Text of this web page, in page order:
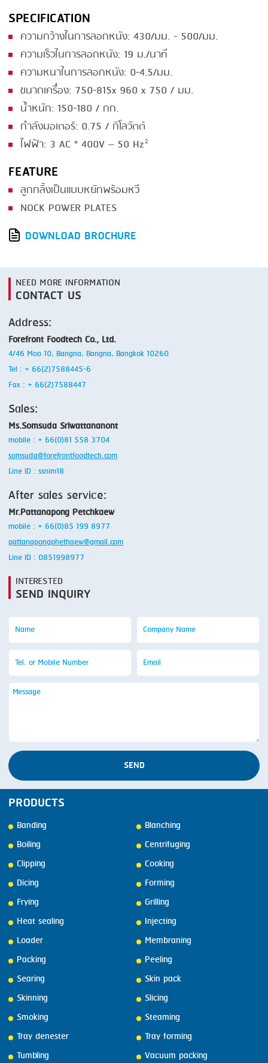
SMOKING
STEAMING
TRAY DENESTER
TRAY FORMING
TUMBLING
VACUUM PACKING
VACUUM STUFFING
WASHING
SPECIFICATION
ความกว้างในการลอกหนัง: 430/มม. - 500/มม.
ความเร็วในการลอกหนัง: 19 ม./นาที
ความหนาในการลอกหนัง: 0-4.5/มม.
ขนาดเครื่อง: 750-815x 960 x 750 / มม.
น้ำหนัก: 150-180 / กก.
กำลังมอเตอร์: 0.75 / กิโลวัตต์
ไฟฟ้า: 3 AC * 400V – 50 Hz²
FEATURE
ลูกกลิ้งเป็นแบบหยักพร้อมหวี
NOCK POWER PLATES
DOWNLOAD BROCHURE
NEED MORE INFORMATION
CONTACT US
Address:
Forefront Foodtech Co., Ltd.
4/46 Moo 10, Bangna, Bangna, Bangkok 10260
Tel : + 66(2)7588445-6
Fax : + 66(2)7588447
Sales:
Ms.Somsuda Sriwattananont
mobile : + 66(0)81 558 3704
somsuda@forefrontfoodtech.com
Line ID : ssnim18
After sales service:
Mr.Pattanapong Petchkaew
mobile : + 66(0)85 199 8977
pattanapongphethaew@gmail.com
Line ID : 0851998977
INTERESTED
SEND INQUIRY
SEND
PRODUCTS
Banding
Blanching
Boiling
Centrifuging
Clipping
Cooking
Dicing
Forming
Frying
Grilling
Heat sealing
Injecting
Loader
Membraning
Packing
Peeling
Searing
Skin pack
Skinning
Slicing
Smoking
Steaming
Tray denester
Tray forming
Tumbling
Vacuum packing